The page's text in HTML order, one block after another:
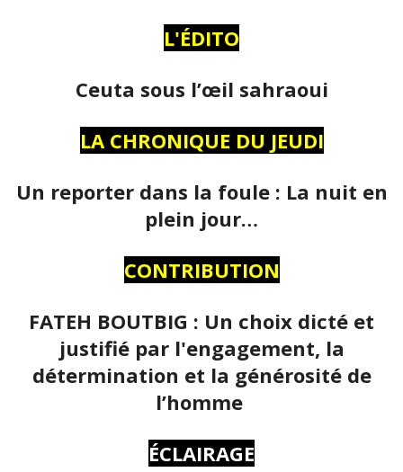
L'ÉDITO
Ceuta sous l’œil sahraoui
LA CHRONIQUE DU JEUDI
Un reporter dans la foule : La nuit en
plein jour…
CONTRIBUTION
FATEH BOUTBIG : Un choix dicté et
justifié par l'engagement, la
détermination et la générosité de
l’homme
ÉCLAIRAGE